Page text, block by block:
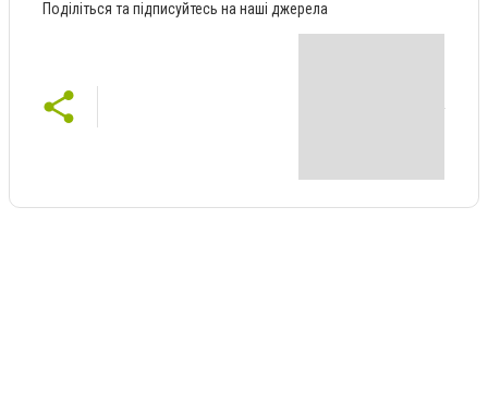
Поділіться та підписуйтесь на наші джерела